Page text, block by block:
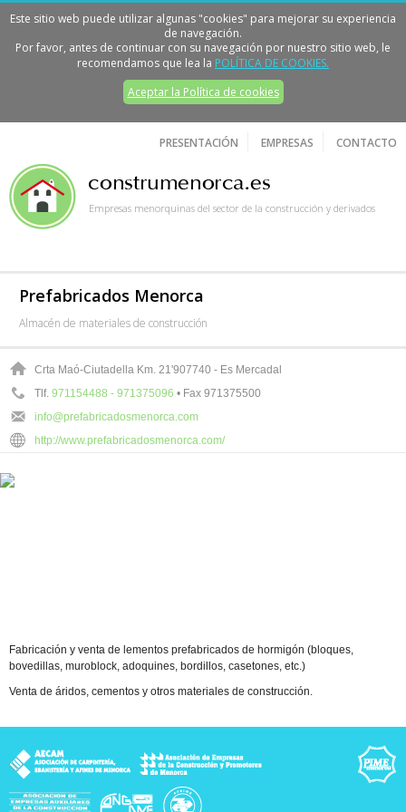
Este sitio web puede utilizar algunas "cookies" para mejorar su experiencia
de navegación.
Por favor, antes de continuar con su navegación por nuestro sitio web, le
recomendamos que lea la POLÍTICA DE COOKIES.
Aceptar la Política de cookies
Empresas menorquinas del sector de la construcción y derivados
PRESENTACIÓN EMPRESAS CONTACTO
Prefabricados Menorca
Almacén de materiales de construcción
Crta Maó-Ciutadella Km. 21'907740 - Es Mercadal
Tlf. 971154488 - 971375096 • Fax 971375500
info@prefabricadosmenorca.com
http://www.prefabricadosmenorca.com/
Fabricación y venta de lementos prefabricados de hormigón (bloques,
bovedillas, muroblock, adoquines, bordillos, casetones, etc.)
Venta de áridos, cementos y otros materiales de construcción.